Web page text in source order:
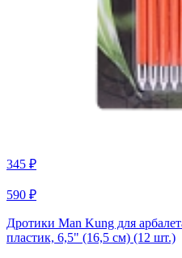
345 ₽
590 ₽
Дротики Man Kung для
пластик, 6,5" (16,5 см) (12 шт.)